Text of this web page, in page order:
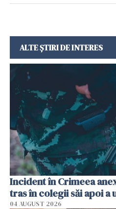
ALTE ȘTIRI DE INTERES
Incident în Crimeea
tras în colegii săi apoi a
04 AUGUST 2026